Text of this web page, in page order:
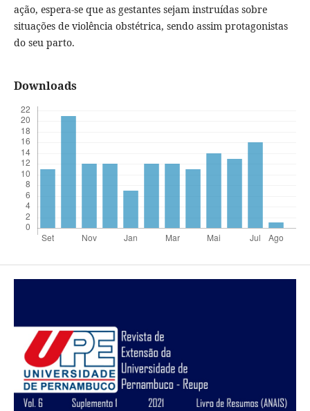
ação, espera-se que as gestantes sejam instruídas sobre
situações de violência obstétrica, sendo assim protagonistas
do seu parto.
Downloads